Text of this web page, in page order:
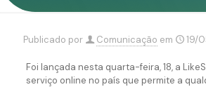
Publicado por Comunicação em 19/
Foi lançada nesta quarta-feira, 18, a
serviço online no país que permite a